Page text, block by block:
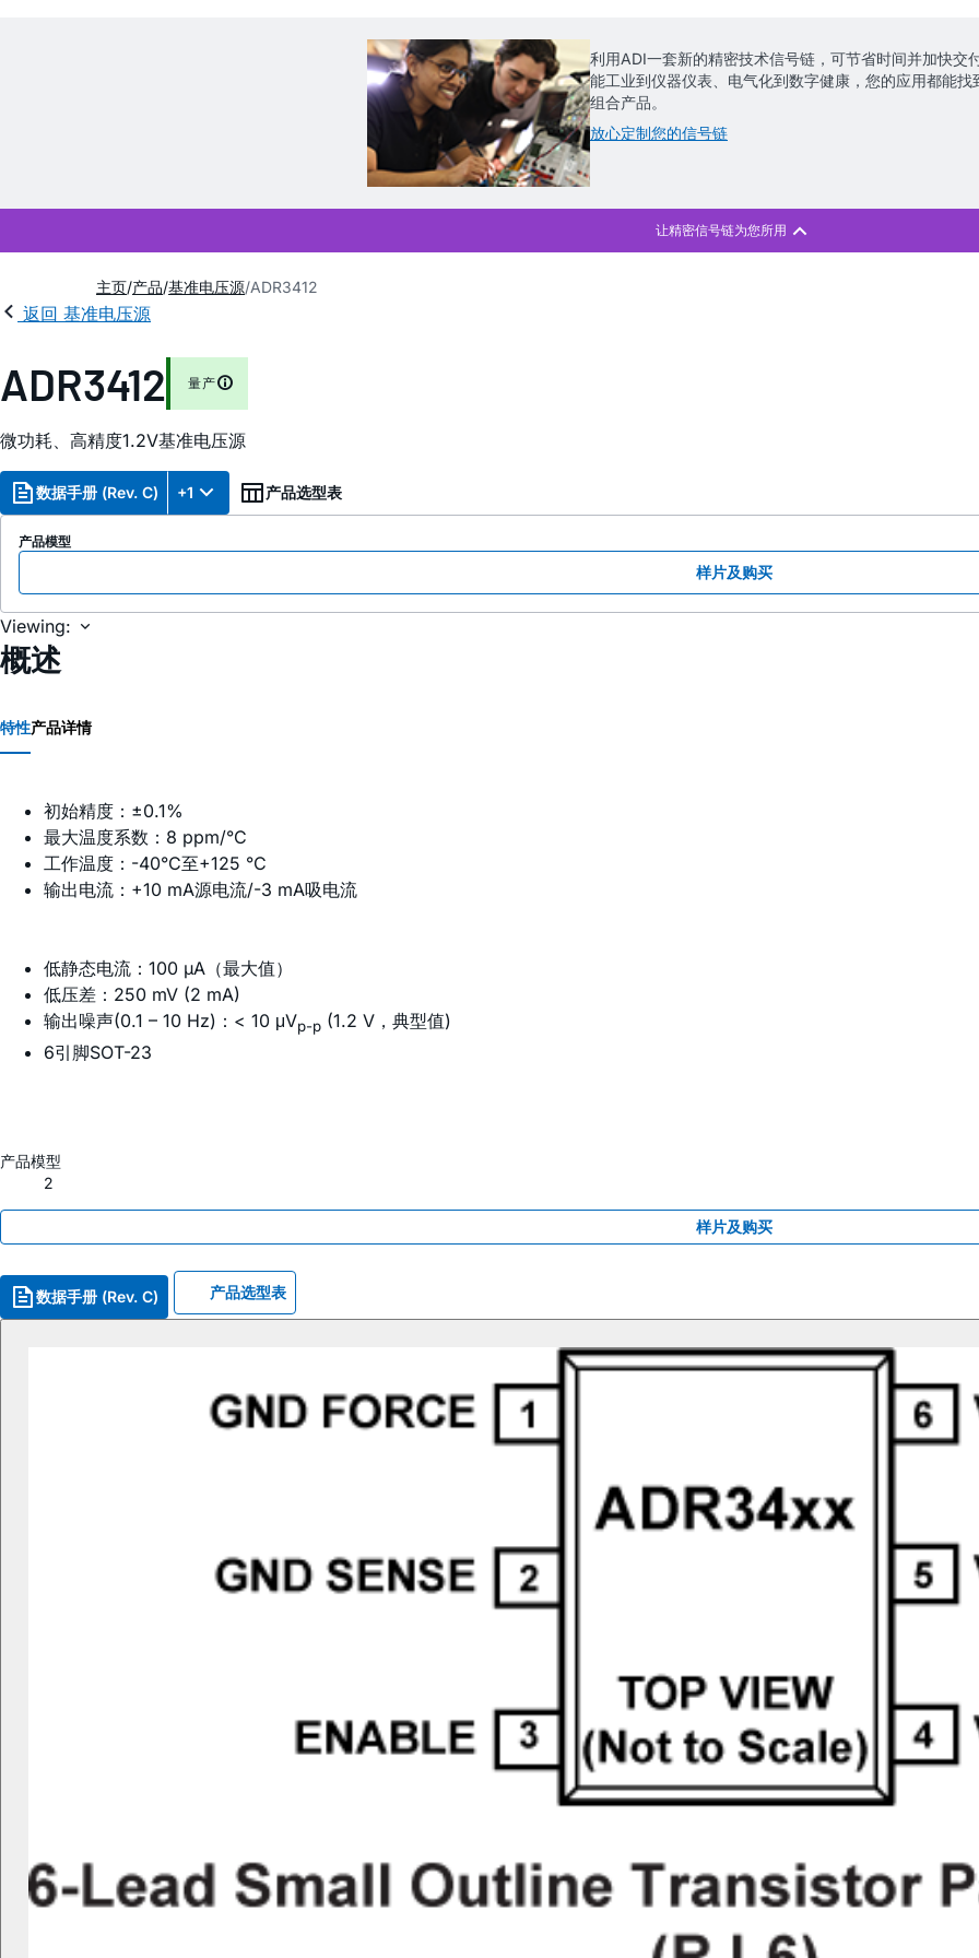
利用ADI一套新的精密技术信号链，可节省时间并加快交
能工业到仪器仪表、电气化到数字健康，您的应用都能找
组合产品。
放心定制您的信号链
主页 产品 基准电压源 ADR3412
返回 基准电压源
ADR3412 量产
微功耗、高精度1.2V基准电压源
数据手册 (Rev. C) +1 产品选型表
产品模型
样片及购买
Viewing:
概述
特性产品详情
初始精度：±0.1%
最大温度系数：8 ppm/°C
工作温度：-40°C至+125 °C
输出电流：+10 mA源电流/-3 mA吸电流
低静态电流：100 µA（最大值）
低压差：250 mV (2 mA)
输出噪声(0.1 – 10 Hz)：< 10 μVp-p (1.2 V，典型值)
6引脚SOT-23
产品模型
2
样片及购买
数据手册 (Rev. C) 产品选型表